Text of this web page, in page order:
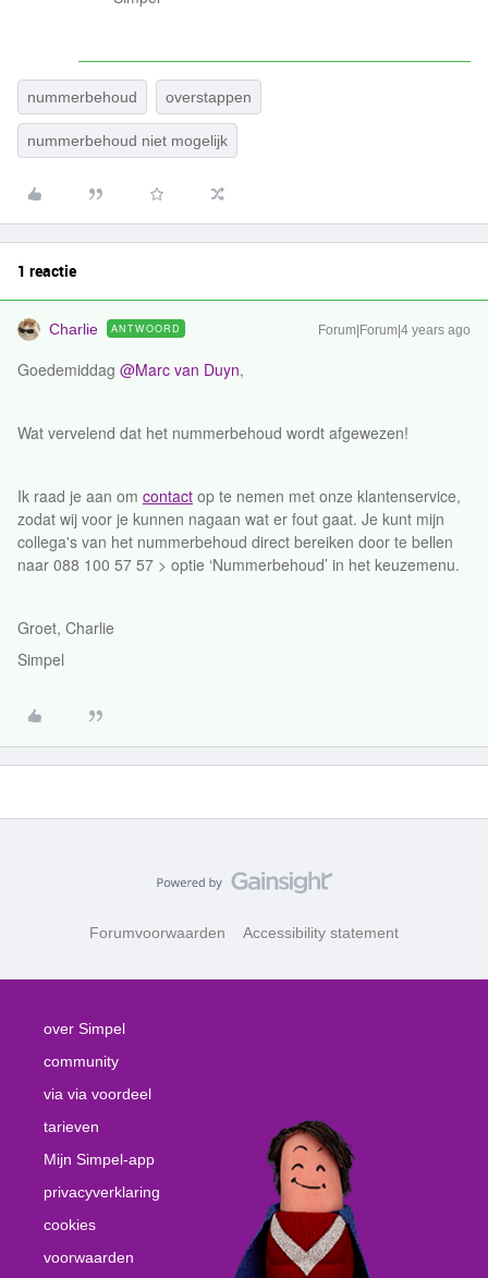
nummerbehoud overstappen
nummerbehoud niet mogelijk
1 reactie
Charlie ANTWOORD Forum|Forum|4 years ago
Goedemiddag @Marc van Duyn,
Wat vervelend dat het nummerbehoud wordt afgewezen!
Ik raad je aan om contact op te nemen met onze klantenservice,
zodat wij voor je kunnen nagaan wat er fout gaat. Je kunt mijn
collega's van het nummerbehoud direct bereiken door te bellen
naar 088 100 57 57 > optie ‘Nummerbehoud’ in het keuzemenu.
Groet, Charlie
Simpel
Forumvoorwaarden Accessibility statement
over Simpel
community
via via voordeel
tarieven
Mijn Simpel-app
privacyverklaring
cookies
voorwaarden